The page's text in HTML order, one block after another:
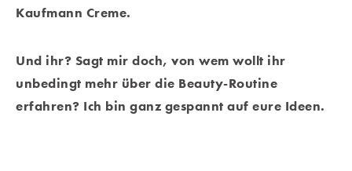
Kaufmann Creme.
Und ihr? Sagt mir doch, von wem wollt ihr
unbedingt mehr über die Beauty-Routine
erfahren? Ich bin ganz gespannt auf eure Ideen.